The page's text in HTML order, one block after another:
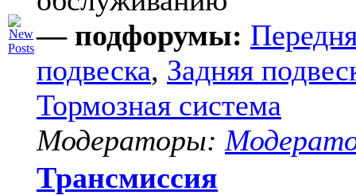
— подфорумы:
подвеска, Задняя
Тормозная система
Модераторы:
Трансмиссия